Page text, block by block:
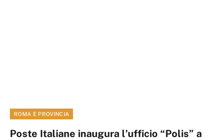
ROMA E PROVINCIA
Poste Italiane inaugura l’ufficio “Polis” a